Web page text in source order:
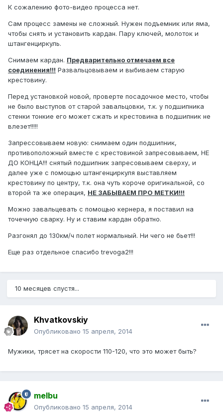
К сожалению фото-видео процесса нет.
Сам процесс замены не сложный. Нужен подъемник или яма,
чтобы снять и установить кардан. Пару ключей, молоток и
штангенциркуль.
Снимаем кардан. Предварительно отмечаем все
соединения!!! Развальцовываем и выбиваем старую
крестовину.
Перед установкой новой, проверте посадочное место, чтобы
не было выступов от старой завальцовки, т.к. у подшипника
стенки тонкие его может сжать и крестовина в подшипник не
влезет!!!!!
Запрессовываем новую: снимаем один подшипник,
противоположный вместе с крестовиной запресовываем, НЕ
ДО КОНЦА!!! снятый подшипник запресовываем сверху, и
далее уже с помощью штангенциркуля выставляем
крестовину по центру, т.к. она чуть короче оригинальной, со
второй та же операция, НЕ ЗАБЫВАЕМ ПРО МЕТКИ!!!
Можно завальцевать с помощью кернера, я поставил на
точечную сварку. Ну и ставим кардан обратно.
Разгонял до 130км/ч полет нормальный. Ни чего не бьет!!!
Еще раз отдельное спасибо trevoga2!!!
10 месяцев спустя...
Khvatkovskiy
Опубликовано 15 апреля, 2014
Мужики, трясет на скорости 110-120, что это может быть?
melbu
Опубликовано 15 апреля, 2014